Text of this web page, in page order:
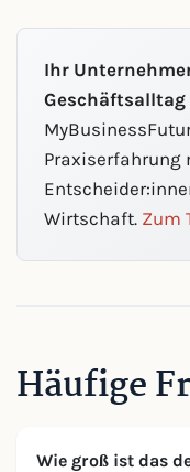
Ihr
Geschäftsalltag
Praxiserfahrung
Wirtschaft. Zum
Häufige
Wie groß ist das